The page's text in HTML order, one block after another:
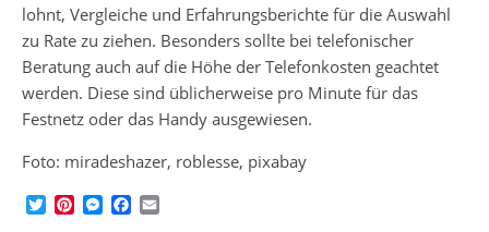
lohnt, Vergleiche und Erfahrungsberichte für die Auswahl
zu Rate zu ziehen. Besonders sollte bei telefonischer
Beratung auch auf die Höhe der Telefonkosten geachtet
werden. Diese sind üblicherweise pro Minute für das
Festnetz oder das Handy ausgewiesen.
Foto: miradeshazer, roblesse, pixabay
TwitterPinterest
Messenger
Facebook